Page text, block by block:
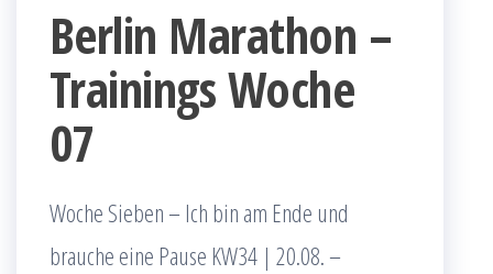
Berlin Marathon –
Trainings Woche
07
Woche Sieben – Ich bin am Ende und
brauche eine Pause KW34 | 20.08. –